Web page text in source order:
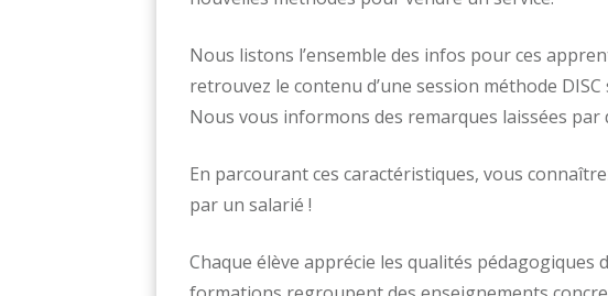
Nous listons l’ensemble des infos pour ces
retrouvez le contenu d’une session méthode
Nous vous informons des remarques laissées par
En parcourant ces caractéristiques, vous
par un salarié !
Chaque élève apprécie les qualités pédagogiques